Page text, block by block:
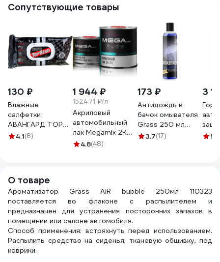
Сопутствующие товары
130 ₽
Влажные
салфетки
АВАНГАРД TOP
GEAR
4.1(8)
1 944 ₽
1524.71 ₽/л
Акриловый
автомобильный
лак Megamix 2К
MS Комплект (лак:
4.8(48)
173 ₽
Антидождь в
бачок омывателя
Grass 250 мл
800440
3.7(17)
3
5
О товаре
Ароматизатор Grass AIR bubble 250мл 110323
поставляется во флаконе с распылителем и
предназначен для устранения посторонних запахов в
помещении или салоне автомобиля.
Способ применения: встряхнуть перед использованием.
Распылить средство на сиденья, тканевую обшивку, под
коврики.